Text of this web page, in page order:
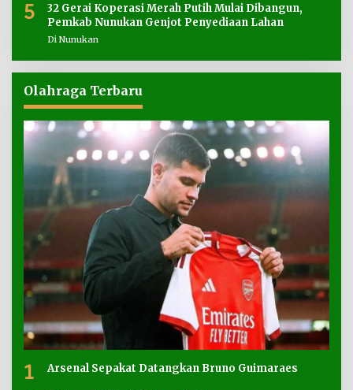
5
32 Gerai Koperasi Merah Putih Mulai Dibangun,
Pemkab Nunukan Genjot Penyediaan Lahan
Di Nunukan
Olahraga Terbaru
1 Arsenal Sepakat Datangkan Bruno Guimaraes